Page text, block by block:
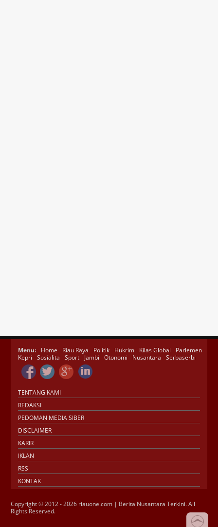
Menu: Home Riau Raya Politik Hukrim Kilas Global
Parlemen
Kepri
Sosialita Sport Jambi Otonomi Nusantara Serbaserbi
TENTANG KAMI
REDAKSI
PEDOMAN MEDIA SIBER
DISCLAIMER
KARIR
IKLAN
RSS
KONTAK
Copyright © 2012 - 2026 riauone.com | Berita Nusantara Terkini. All
Rights Reserved.